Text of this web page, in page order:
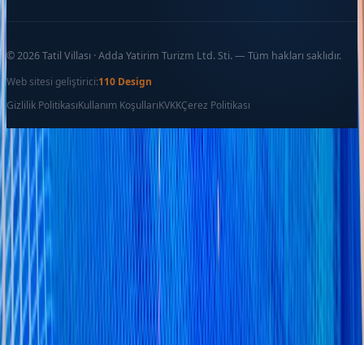
©2026Tatil Villası · Adda Yatirim Turizm Ltd. Sti. — Tüm hakları saklıdır.
Web sitesi geliştirici:110 Design
Gizlilik PolitikasıKullanım KoşullarıKVKKÇerez Politikası
Ara İletişim